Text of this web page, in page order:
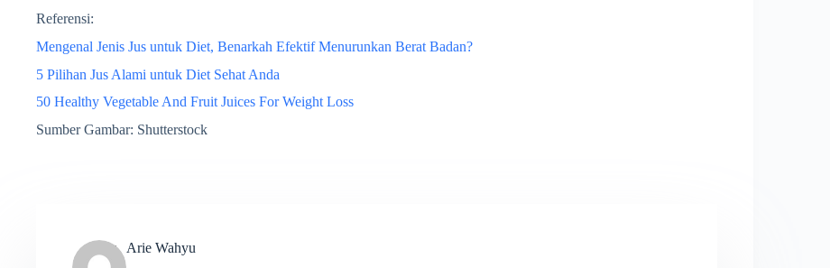
Referensi:
Mengenal Jenis Jus untuk Diet, Benarkah Efektif Menurunkan Berat Badan?
5 Pilihan Jus Alami untuk Diet Sehat Anda
50 Healthy Vegetable And Fruit Juices For Weight Loss
Sumber Gambar: Shutterstock
Arie Wahyu